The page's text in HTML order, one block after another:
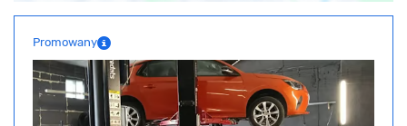
Promowany